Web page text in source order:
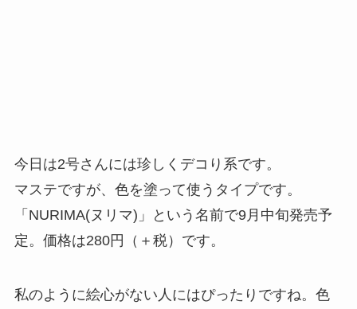
今日は2号さんには珍しくデコり系です。
マステですが、色を塗って使うタイプです。
「NURIMA(ヌリマ)」という名前で9月中旬発売予
定。価格は280円（＋税）です。
私のように絵心がない人にはぴったりですね。色